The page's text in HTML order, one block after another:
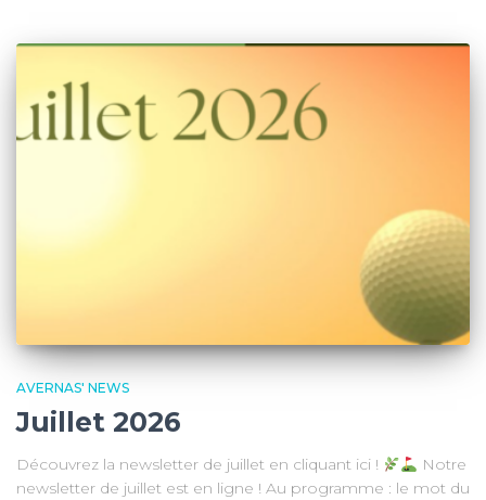
AVERNAS' NEWS
Juillet 2026
Découvrez la newsletter de juillet en cliquant ici !
Notre
newsletter de juillet est en ligne ! Au programme : le mot du